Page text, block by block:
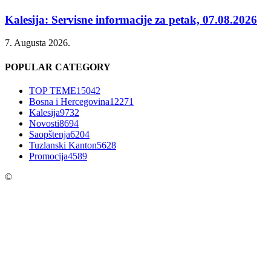
Kalesija: Servisne informacije za petak, 07.08.2026
7. Augusta 2026.
POPULAR CATEGORY
TOP TEME15042
Bosna i Hercegovina12271
Kalesija9732
Novosti8694
Saopštenja6204
Tuzlanski Kanton5628
Promocija4589
©